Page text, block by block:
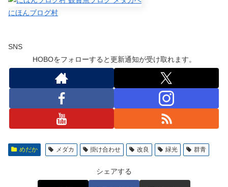
にほんブログ村
SNS
HOBOをフォローすると更新通知が受け取れます。
めだか メダカ 掛け合わせ 改良 緑光 群青
シェアする